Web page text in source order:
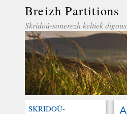
Breizh Partitions
Skridoù-sonerezh keltiek
SKRIDOÙ-